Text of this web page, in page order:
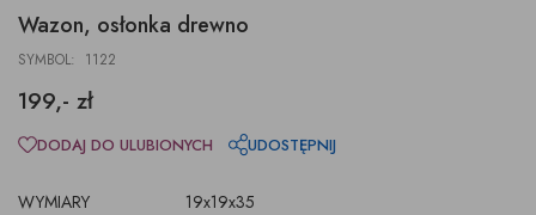
Wazon, osłonka drewno
SYMBOL: 1122
199,- zł
WYMIARY
19x19x35
DODAJ DO ULUBIONYCH UDOSTĘPNIJ